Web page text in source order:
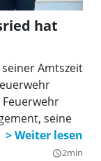
hat
Amtszeit
seine
die
an die
query_builder2min